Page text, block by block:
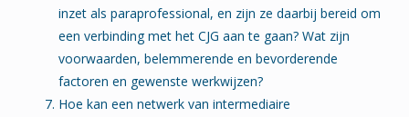
inzet als paraprofessional, en zijn ze daarbij bereid om
een verbinding met het CJG aan te gaan? Wat zijn
voorwaarden, belemmerende en bevorderende
factoren en gewenste werkwijzen?
Hoe kan een netwerk van intermediaire